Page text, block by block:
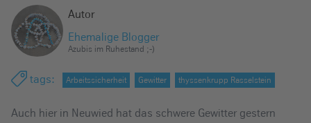
l
s
e
n
Autor
Ehemalige Blogger
Azubis im Ruhestand ;-)
tags: Arbeitssicherheit Gewitter thyssenkrupp Rasselstein
Auch hier in Neuwied hat das schwere Gewitter gestern